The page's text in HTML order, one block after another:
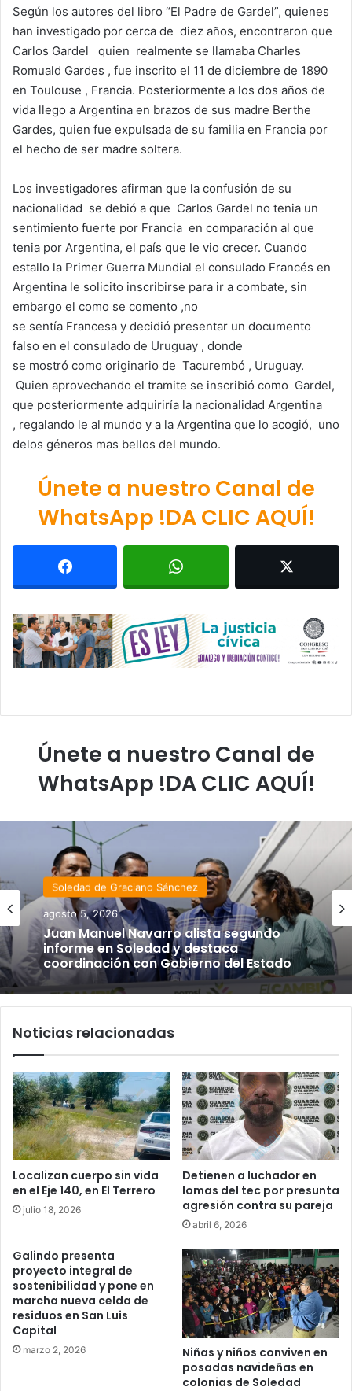
Según los autores del libro “El Padre de Gardel”, quienes
han investigado por cerca de diez años, encontraron que
Carlos Gardel quien realmente se llamaba Charles
Romuald Gardes , fue inscrito el 11 de diciembre de 1890
en Toulouse , Francia. Posteriormente a los dos años de
vida llego a Argentina en brazos de sus madre Berthe
Gardes, quien fue expulsada de su familia en Francia por
el hecho de ser madre soltera.
Los investigadores afirman que la confusión de su
nacionalidad se debió a que Carlos Gardel no tenia un
sentimiento fuerte por Francia en comparación al que
tenia por Argentina, el país que le vio crecer. Cuando
estallo la Primer Guerra Mundial el consulado Francés en
Argentina le solicito inscribirse para ir a combate, sin
embargo el como se comento ,no
se sentía Francesa y decidió presentar un documento
falso en el consulado de Uruguay , donde
se mostró como originario de Tacurembó , Uruguay.
Quien aprovechando el tramite se inscribió como Gardel,
que posteriormente adquiriría la nacionalidad Argentina
, regalando le al mundo y a la Argentina que lo acogió, uno
delos géneros mas bellos del mundo.
Únete a nuestro Canal de
WhatsApp !DA CLIC AQUÍ!
Únete a nuestro Canal de
WhatsApp !DA CLIC AQUÍ!
Soledad de Graciano Sánchez
agosto 5, 2026
Juan Manuel Navarro alista segundo
informe en Soledad y destaca
coordinación con Gobierno del Estado
Noticias relacionadas
Localizan cuerpo sin vida
en el Eje 140, en El Terrero
julio 18, 2026
Detienen a luchador en
lomas del tec por presunta
agresión contra su pareja
abril 6, 2026
Galindo presenta
proyecto integral de
sostenibilidad y pone en
marcha nueva celda de
residuos en San Luis
Capital
marzo 2, 2026
Niñas y niños conviven en
posadas navideñas en
colonias de Soledad